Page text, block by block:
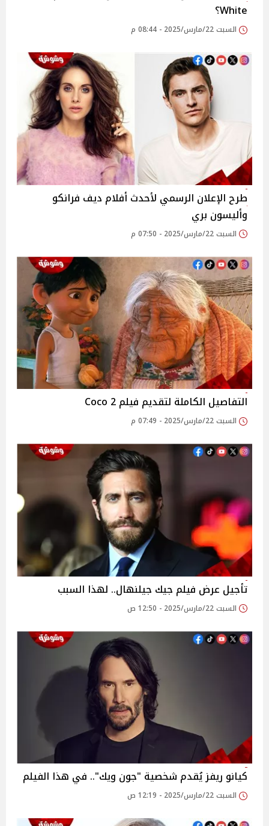
White؟
السبت 22/مارس/2025 - 08:44 م
طرح الإعلان الرسمي لأحدث أفلام ديف فرانكو
وأليسون بري
السبت 22/مارس/2025 - 07:50 م
التفاصيل الكاملة لتقديم فيلم Coco 2
السبت 22/مارس/2025 - 07:49 م
تأجيل عرض فيلم جيك جيلنهال.. لهذا السبب
السبت 22/مارس/2025 - 12:50 ص
كيانو ريفز يُقدم شخصية "جون ويك".. في هذا الفيلم
السبت 22/مارس/2025 - 12:19 ص